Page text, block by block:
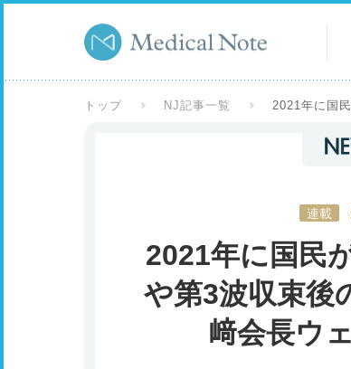
トップ NJ記事一覧 2021年に国
連載
2021年に国民
や第3波収束後
﨑会長ウ